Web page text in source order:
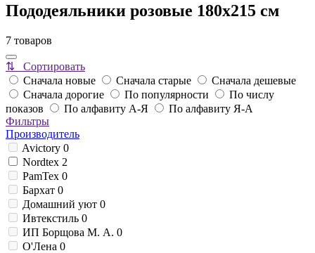
Пододеяльники розовые 180x215 см
7 товаров
⇅ Сортировать
Сначала новые
Сначала старые
Сначала дешевые
Сначала дорогие
По популярности
По числу
показов
По алфавиту А-Я
По алфавиту Я-А
Фильтры
Производитель
Avictory 0
Nordtex 2
PamTex 0
Бархат 0
Домашний уют 0
Ивтекстиль 0
ИП Борщова М. А. 0
О'Лена 0